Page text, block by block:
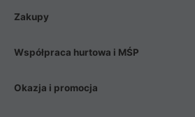
Zakupy
Współpraca hurtowa i MŚP
Okazja i promocja